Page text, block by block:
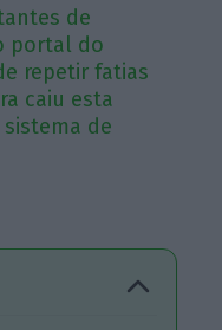
de
portal do
repetir fatias
caiu esta
de